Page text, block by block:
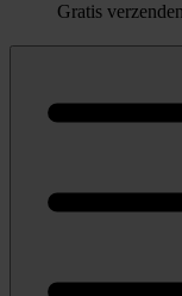
Gratis